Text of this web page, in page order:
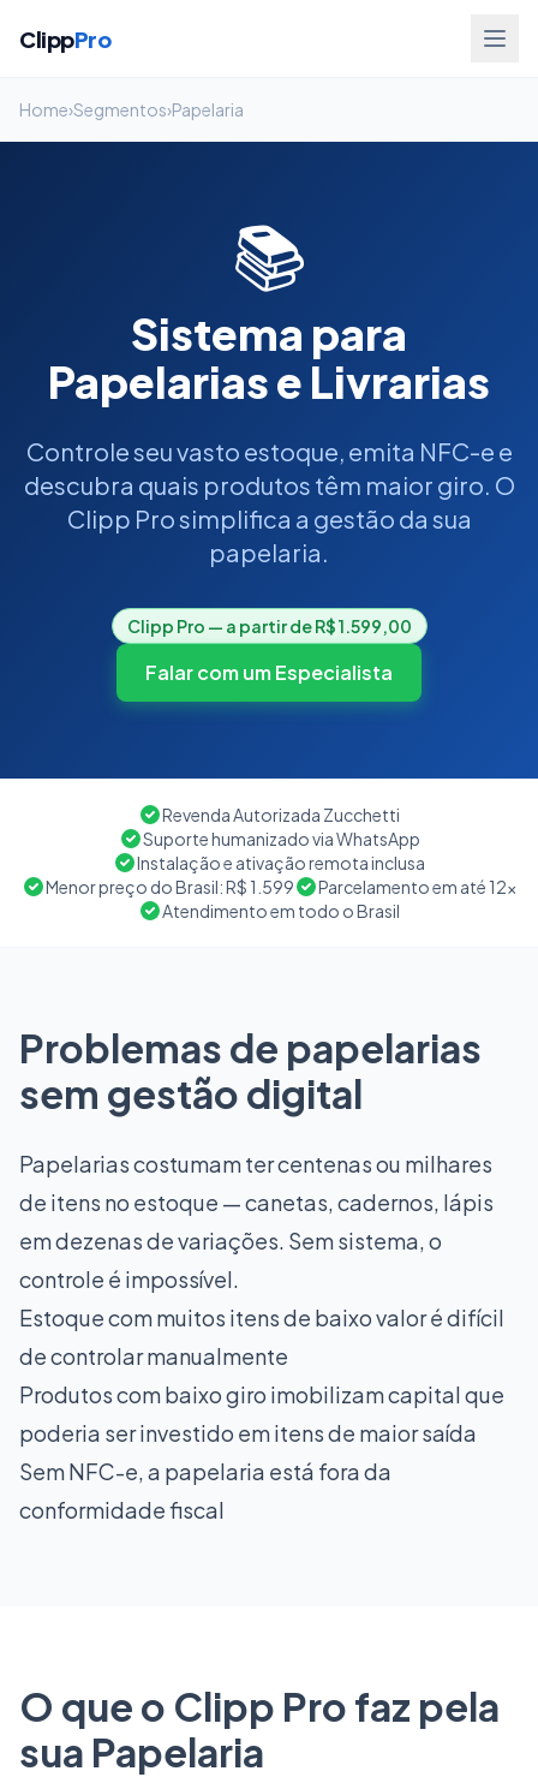
ClippPro
Home›Segmentos›Papelaria
📚
Sistema para
Papelarias e Livrarias
Controle seu vasto estoque, emita NFC-e e
descubra quais produtos têm maior giro. O
Clipp Pro simplifica a gestão da sua
papelaria.
Clipp Pro — a partir de R$ 1.599,00
Falar com um Especialista
Revenda Autorizada Zucchetti
Suporte humanizado via WhatsApp
Instalação e ativação remota inclusa
Menor preço do Brasil: R$ 1.599
Parcelamento em até 12x
Atendimento em todo o Brasil
Problemas de papelarias
sem gestão digital
Papelarias costumam ter centenas ou milhares
de itens no estoque — canetas, cadernos, lápis
em dezenas de variações. Sem sistema, o
controle é impossível.
Estoque com muitos itens de baixo valor é difícil
de controlar manualmente
Produtos com baixo giro imobilizam capital que
poderia ser investido em itens de maior saída
Sem NFC-e, a papelaria está fora da
conformidade fiscal
O que o Clipp Pro faz pela
sua Papelaria